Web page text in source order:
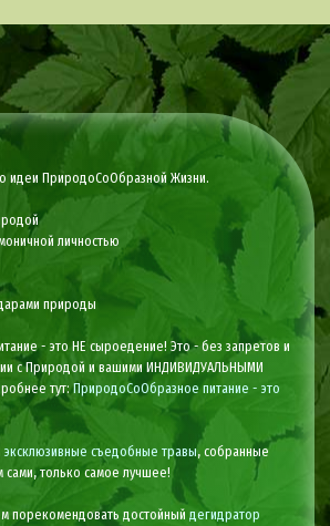
идеи ПриродоСоОбразной Жизни.
личностью
природы
- это НЕ сыроедение! Это - без запретов и
с Природой и вашими ИНДИВИДУАЛЬНЫМИ
тут:ПриродоСоОбразное питание - это
эксклюзивные съедобные травы, собранные
сами, только самое лучшее!
порекомендовать достойныйдегидратор